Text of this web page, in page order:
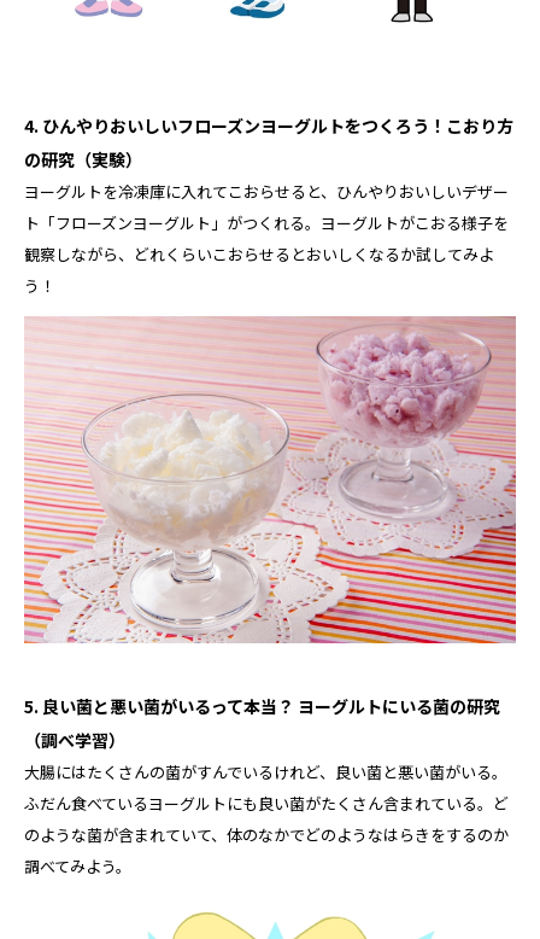
4. ひんやりおいしいフローズンヨーグルトをつくろう！こおり方
の研究（実験）
ヨーグルトを冷凍庫に入れてこおらせると、ひんやりおいしいデザー
ト「フローズンヨーグルト」がつくれる。ヨーグルトがこおる様子を
観察しながら、どれくらいこおらせるとおいしくなるか試してみよ
う！
5. 良い菌と悪い菌がいるって本当？ ヨーグルトにいる菌の研究
（調べ学習）
大腸にはたくさんの菌がすんでいるけれど、良い菌と悪い菌がいる。
ふだん食べているヨーグルトにも良い菌がたくさん含まれている。ど
のような菌が含まれていて、体のなかでどのようなはらきをするのか
調べてみよう。